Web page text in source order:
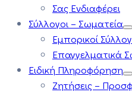
Σας Ενδιαφέρει
Σύλλογοι – Σωματεία
Εμπορικοί
Επαγγελματικά
Ειδική Πληροφόρηση
Ζητήσεις –